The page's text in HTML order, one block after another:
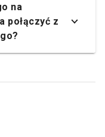
na
połączyć z